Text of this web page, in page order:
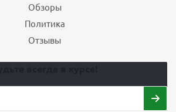
Обзоры
Политика
Отзывы